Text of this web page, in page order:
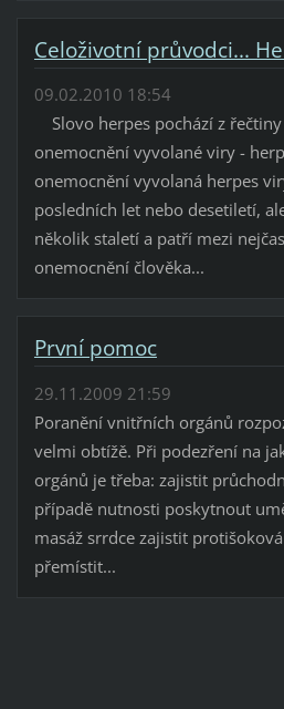
Celoživotní průvodci...
09.02.2010 18:54
Slovo herpes pochází z
onemocnění vyvolané viry -
onemocnění vyvolaná herpes
posledních let nebo desetiletí,
několik staletí a patří mezi
onemocnění člověka...
První pomoc
29.11.2009 21:59
Poranění vnitřních orgánů
velmi obtížě. Při podezření na
orgánů je třeba: zajistit
případě nutnosti poskytnout
masáž srrdce zajistit
přemístit...